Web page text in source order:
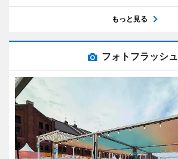
もっと見る
フォトフラッシュ